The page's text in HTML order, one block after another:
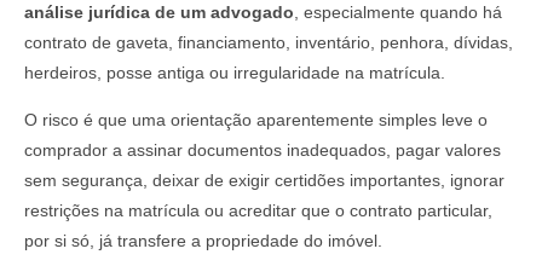
análise jurídica de um advogado , especialmente quando há
contrato de gaveta, financiamento, inventário, penhora, dívidas,
herdeiros, posse antiga ou irregularidade na matrícula.
O risco é que uma orientação aparentemente simples leve o
comprador a assinar documentos inadequados, pagar valores
sem segurança, deixar de exigir certidões importantes, ignorar
restrições na matrícula ou acreditar que o contrato particular,
por si só, já transfere a propriedade do imóvel.